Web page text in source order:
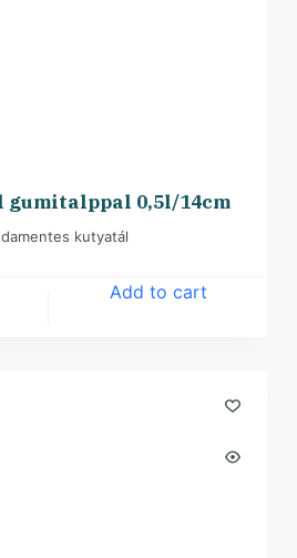
0,5l/14cm
kutyatál
Add to cart